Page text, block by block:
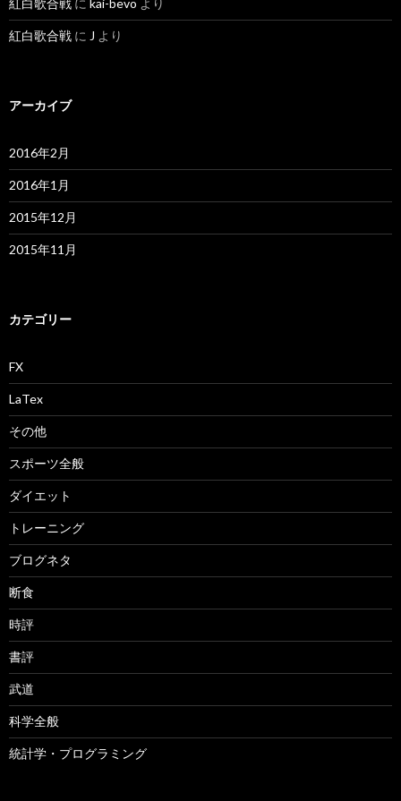
紅白歌合戦 に kai-bevo より
紅白歌合戦 に J より
アーカイブ
2016年2月
2016年1月
2015年12月
2015年11月
カテゴリー
FX
LaTex
その他
スポーツ全般
ダイエット
トレーニング
ブログネタ
断食
時評
書評
武道
科学全般
統計学・プログラミング